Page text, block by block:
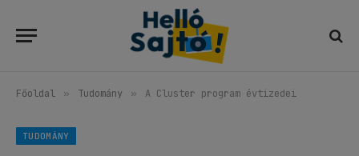
Főoldal » Tudomány » A Cluster program évtizedei
TUDOMÁNY